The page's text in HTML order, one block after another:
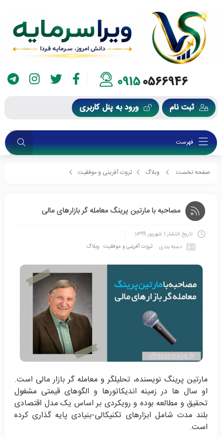
09150566946
ثبت نام ورود به پنل کاربری
فهرست
صفحه نخست وبلاگ ثروت آفرینی و موفقیت
مصاحبه با مارتین پرینگ معامله گر بازارهای مالی
تاریخ انتشار1 شهریور 1399
دسته بندی
ثروت آفرینی و موفقیت وبلاگ
مارتین پرینگ نویسنده، تحلیلگر و معامله گر بازار مالی است.
او سال ها در زمینه اندیکاتورها و الگوهای قیمتی مشغول
تحقیق و مطالعه بوده و رویکردی بر اساس یک مدل اقتصادی
بلند مدت شامل ابزارهای تکنیکالی-بنیادی پایه گذاری کرده
است.